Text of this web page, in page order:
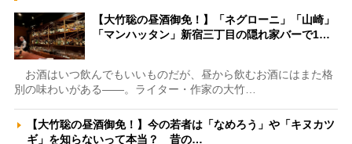
【大竹聡の昼酒御免！】「ネグローニ」「山崎」
「マンハッタン」新宿三丁目の隠れ家バーで1…
お酒はいつ飲んでもいいものだが、昼から飲むお酒にはまた格
別の味わいがある――。ライター・作家の大竹…
【大竹聡の昼酒御免！】今の若者は「なめろう」や「キヌカツ
ギ」を知らないって本当？ 昔の…